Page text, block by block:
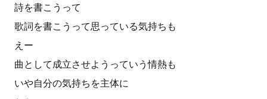
詩を書こうって
歌詞を書こうって思っている気持ちも
えー
曲として成立させようっていう情熱も
いや自分の気持ちを主体に